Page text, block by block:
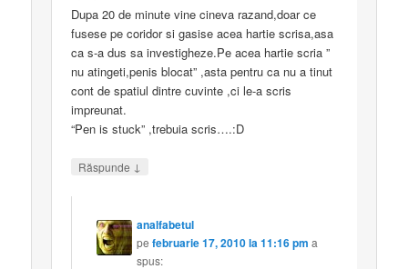
Dupa 20 de minute vine cineva razand,doar ce
fusese pe coridor si gasise acea hartie scrisa,asa
ca s-a dus sa investigheze.Pe acea hartie scria ”
nu atingeti,penis blocat” ,asta pentru ca nu a tinut
cont de spatiul dintre cuvinte ,ci le-a scris
impreunat.
“Pen is stuck” ,trebuia scris….:D
Răspunde ↓
analfabetul
pefebruarie 17, 2010 la 11:16 pm a
spus: